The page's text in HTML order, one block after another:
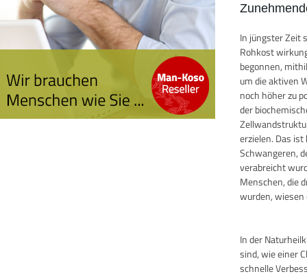
In jüngster Zeit
Rohkost
begonnen,
um die aktiven
noch höher zu
der
erzielen. Das
Schwangeren,
verabreicht
Menschen, die
wurden, wiesen
In der
sind, wie einer
schnelle